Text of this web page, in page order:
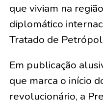
que viviam na
diplomático
Tratado de
Em publicação
que marca o início
revolucionário, a